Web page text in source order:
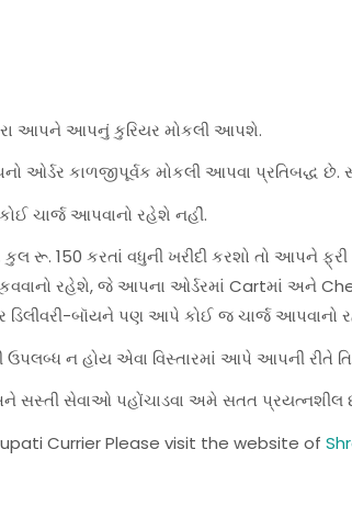
આપને આપનું કુરિયર મોકલી આપશે.
કાળજીપૂર્વક મોકલી આપવા પ્રતિબદ્ધ છે.
ચાર્જ આપવાનો રહેશે નહીં.
રૂ. 150 કરતાં વધુની ખરીદી કરશો તો આપને ફ્રી
રહેશે, જે આપના ઓર્ડરમાં Cartમાં અને
બૉયને પણ આપે કોઈ જ ચાર્જ આપવાનો
ઉપલબ્ધ ન હોય એવા વિસ્તારમાં આપે આપની
સસ્તી સેવાઓ પહોંચાડવા અમે સતત
Currier Please visit the website of